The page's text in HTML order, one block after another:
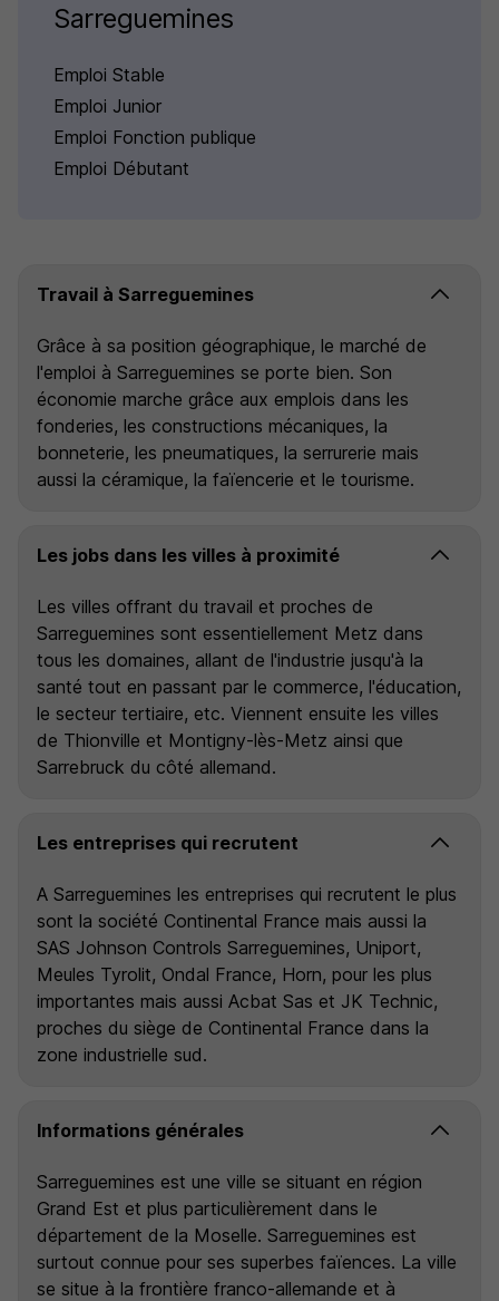
Sarreguemines
Emploi Stable
Emploi Junior
Emploi Fonction publique
Emploi Débutant
Travail à Sarreguemines
Grâce à sa position géographique, le marché de
l'emploi à Sarreguemines se porte bien. Son
économie marche grâce aux emplois dans les
fonderies, les constructions mécaniques, la
bonneterie, les pneumatiques, la serrurerie mais
aussi la céramique, la faïencerie et le tourisme.
Les jobs dans les villes à proximité
Les villes offrant du travail et proches de
Sarreguemines sont essentiellement Metz dans
tous les domaines, allant de l'industrie jusqu'à la
santé tout en passant par le commerce, l'éducation,
le secteur tertiaire, etc. Viennent ensuite les villes
de Thionville et Montigny-lès-Metz ainsi que
Sarrebruck du côté allemand.
Les entreprises qui recrutent
A Sarreguemines les entreprises qui recrutent le plus
sont la société Continental France mais aussi la
SAS Johnson Controls Sarreguemines, Uniport,
Meules Tyrolit, Ondal France, Horn, pour les plus
importantes mais aussi Acbat Sas et JK Technic,
proches du siège de Continental France dans la
zone industrielle sud.
Informations générales
Sarreguemines est une ville se situant en région
Grand Est et plus particulièrement dans le
département de la Moselle. Sarreguemines est
surtout connue pour ses superbes faïences. La ville
se situe à la frontière franco-allemande et à